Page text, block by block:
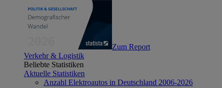
Zum Report
Verkehr & Logistik
Beliebte Statistiken
Aktuelle Statistiken
Anzahl Elektroautos in Deutschland 2006-2026